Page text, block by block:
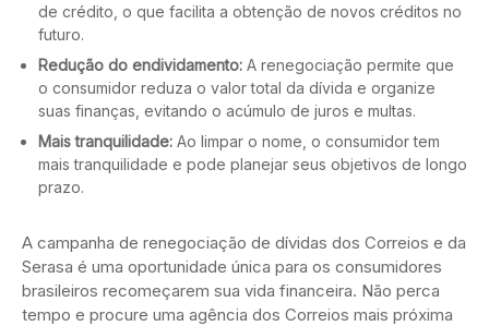
de crédito, o que facilita a obtenção de novos créditos no
futuro.
Redução do endividamento: A renegociação permite que
o consumidor reduza o valor total da dívida e organize
suas finanças, evitando o acúmulo de juros e multas.
Mais tranquilidade: Ao limpar o nome, o consumidor tem
mais tranquilidade e pode planejar seus objetivos de longo
prazo.
A campanha de renegociação de dívidas dos Correios e da
Serasa é uma oportunidade única para os consumidores
brasileiros recomeçarem sua vida financeira. Não perca
tempo e procure uma agência dos Correios mais próxima